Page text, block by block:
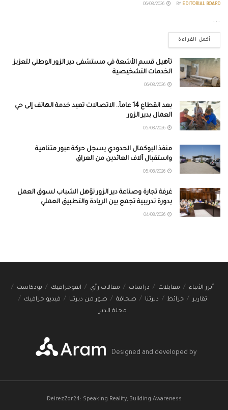
BY EDITORIAL BOARD
...
أكمل القراءة
تأهيل قسم الأشعة في مستشفى دير الزور الوطني لتعزيز
الخدمات التشخيصية
بعد انقطاع 14 عاماً.. الاتصالات تعيد خدمة الهاتف إلى حي
العمال بدير الزور
منفذ البوكمال الحدودي يسجل حركة عبور متنامية
واستقبال آلاف العائدين من العراق
غرفة تجارة وصناعة دير الزور تؤهل الشباب لسوق العمل
بدورة تدريبية تجمع بين الريادة والتطبيق العملي
أبرز الأنباء مقابلات دراسات مقالات رأي انفوجرافيك
بودكاست
تقارير
خرائط ديرتنا صحافة صور من ديرتنا
فيديو جرافيك
مجلة الدير
Designed and developed by
DeirezZor24: Speaking Reality, Building Awareness